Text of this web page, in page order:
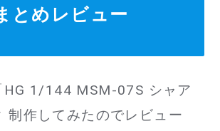
とめレビュー
HG 1/144 MSM-07S シャア
制作してみたのでレビュー